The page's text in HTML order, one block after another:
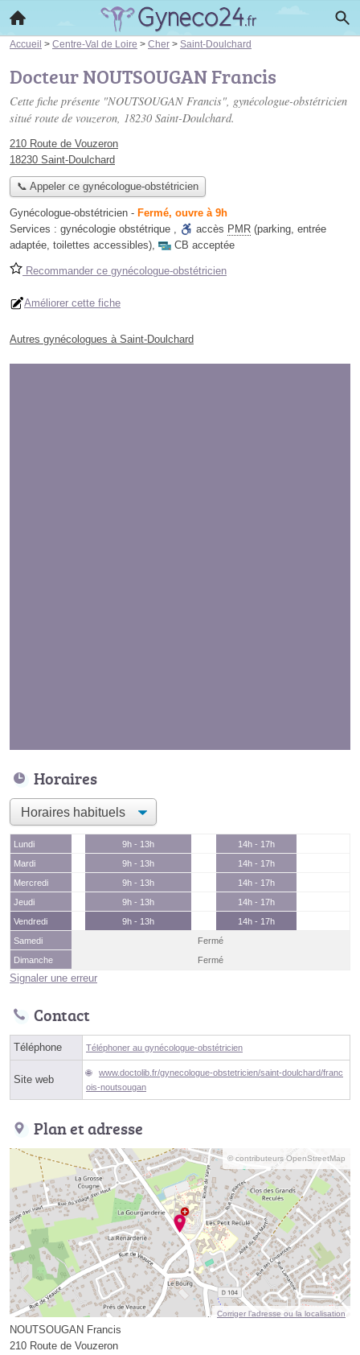
Accueil > Centre-Val de Loire > Cher > Saint-Doulchard
Docteur NOUTSOUGAN Francis
Cette fiche présente "NOUTSOUGAN Francis", gynécologue-obstétricien
situé route de vouzeron, 18230 Saint-Doulchard.
210 Route de Vouzeron
18230 Saint-Doulchard
📞 Appeler ce gynécologue-obstétricien
Gynécologue-obstétricien - Fermé, ouvre à 9h
Services : gynécologie obstétrique , accès PMR (parking, entrée
adaptée, toilettes accessibles), CB acceptée
Recommander ce gynécologue-obstétricien
Améliorer cette fiche
Autres gynécologues à Saint-Doulchard
Horaires
Lundi 9h - 13h
14h - 17h
Mardi
9h - 13h
14h - 17h
Mercredi
9h - 13h
14h - 17h
Jeudi
9h - 13h
14h - 17h
Vendredi
9h - 13h
14h - 17h
Samedi
Fermé
Dimanche
Fermé
Signaler une erreur
Contact
Téléphone Téléphoner au gynécologue-obstétricien
Site web
www.doctolib.fr/gynecologue-obstetricien/saint-doulchard/franc
ois-noutsougan
Plan et adresse
© contributeurs OpenStreetMap
Corriger l’adresse ou la localisation
NOUTSOUGAN Francis
210 Route de Vouzeron